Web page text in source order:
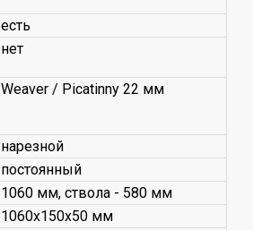
есть
нет
Weaver / Picatinny 22 мм
нарезной
постоянный
1060 мм, ствола - 580 мм
1060x150x50 мм